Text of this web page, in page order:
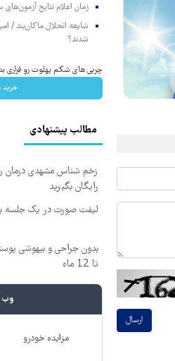
ارسال
زمان اعلام نتایج
شایعه انحلال ماکان‌بند /
شدند؟
چربی های شکم پهلوت رو فراری
مطالب پیشنهادی
زخم شناس مشهدی درمان
رایگان بگیرید
لیفت صورت در یک جلسه
بدون جراحی و بیهوشی
تا 12 ماه
وب
مزایده خودرو